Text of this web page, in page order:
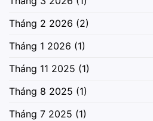
Tháng 2 2026 (2)
Tháng 1 2026 (1)
Tháng 11 2025 (1)
Tháng 8 2025 (1)
Tháng 7 2025 (1)